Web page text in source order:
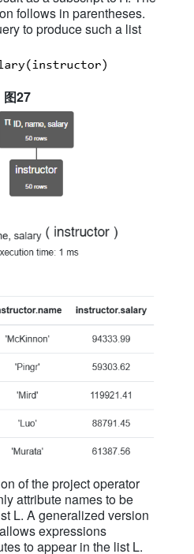
follows in parentheses.
to produce such a list
图27
of the project operator
attribute names to be
L. A generalized version
expressions
to appear in the list L.